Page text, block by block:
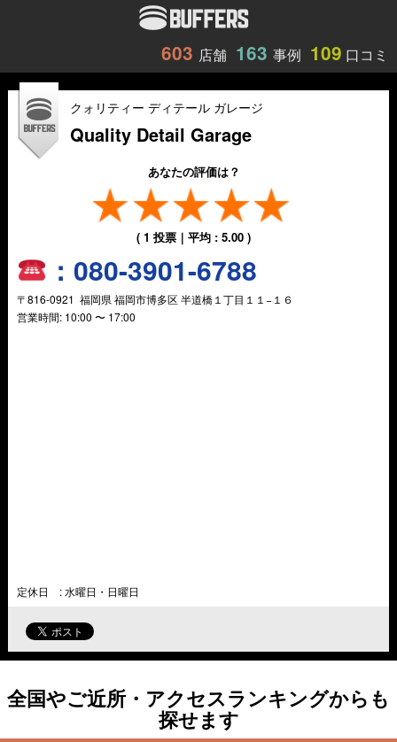
603 店舗 163 事例 109 口コミ
クォリティー ディテール ガレージ
Quality Detail Garage
あなたの評価は？
(1 投票｜平均 :5.00 )
：080-3901-6788
〒816-0921 福岡県 福岡市博多区半道橋１丁目１１−１６
営業時間: 10:00 〜 17:00
定休日 : 水曜日・日曜日
全国やご近所・アクセスランキングからも
探せます